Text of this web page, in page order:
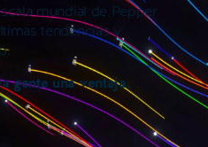
mundial de Pepper
tendencias y
gente una ventaja,